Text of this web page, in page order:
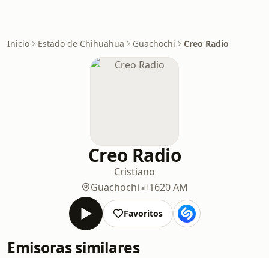
Inicio Estado de Chihuahua Guachochi Creo Radio
Creo Radio
Cristiano
Guachochi
1620 AM
Favoritos
Emisoras similares